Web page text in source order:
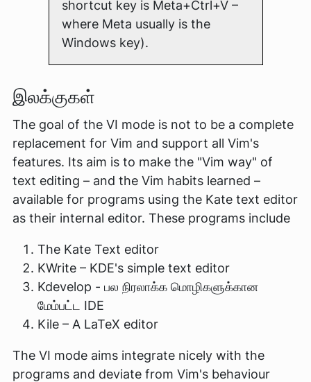
shortcut key is Meta+Ctrl+V –
where Meta usually is the
Windows key).
இலக்குகள்
The goal of the VI mode is not to be a complete
replacement for Vim and support all Vim's
features. Its aim is to make the "Vim way" of
text editing – and the Vim habits learned –
available for programs using the Kate text editor
as their internal editor. These programs include
The Kate Text editor
KWrite – KDE's simple text editor
Kdevelop - பல நிரலாக்க மொழிகளுக்கான
மேம்பட்ட IDE
Kile – A LaTeX editor
The VI mode aims integrate nicely with the
programs and deviate from Vim's behaviour